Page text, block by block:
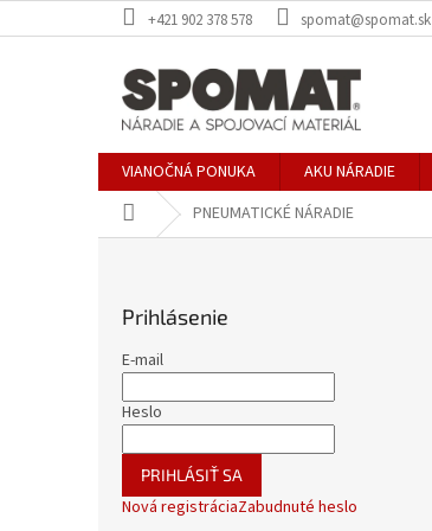
na
+421 902 378 578 spomat@spomat.sk
VIANOČNÁ PONUKA AKU NÁRADIE
DomovPNEUMATICKÉ NÁRADIE
Prihlásenie
E-mail
Heslo
PRIHLÁSIŤ SA
Nová registráciaZabudnuté heslo